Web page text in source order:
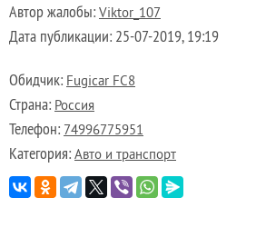
Автор жалобы: Viktor_107
Дата публикации: 25-07-2019, 19:19
Обидчик: Fugicar FC8
Страна: Россия
Телефон: 74996775951
Категория: Авто и транспорт